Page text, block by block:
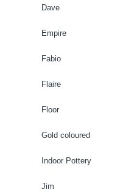
Dave
Empire
Fabio
Flaire
Floor
Gold coloured
Indoor Pottery
Jim